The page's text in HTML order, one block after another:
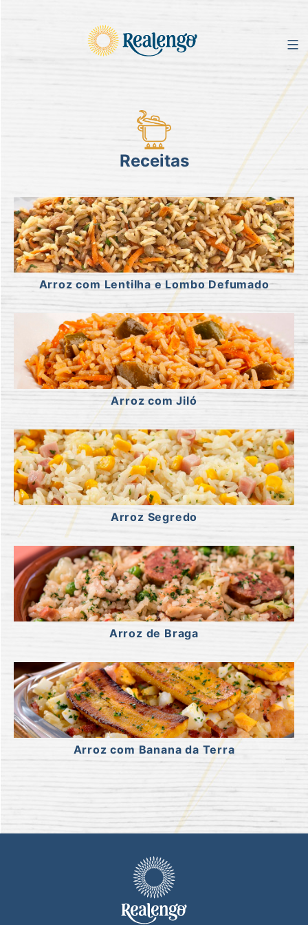
Pular
para
o
conteúdo
Receitas
Arroz com Lentilha e Lombo Defumado
Arroz com Jiló
Arroz Segredo
Arroz de Braga
Arroz com Banana da Terra